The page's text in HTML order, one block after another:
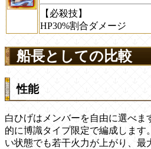
【必殺技】
HP30%割合ダメージ
船長としての比較
性能
白ひげはメンバーを自由に選べま
的に博識タイプ限定で編成します
い状態でも若干火力が上がり、最